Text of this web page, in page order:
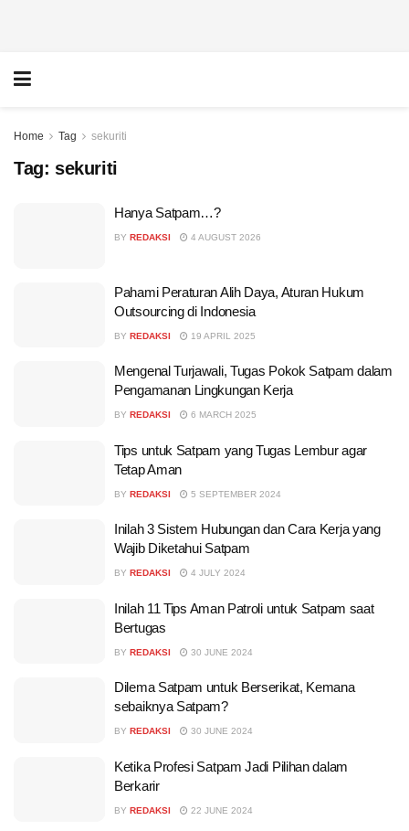
Home Tag sekuriti
Tag: sekuriti
Hanya Satpam…?
BY REDAKSI 4 AUGUST 2026
Pahami Peraturan Alih Daya, Aturan Hukum
Outsourcing di Indonesia
BY REDAKSI 19 APRIL 2025
Mengenal Turjawali, Tugas Pokok Satpam dalam
Pengamanan Lingkungan Kerja
BY REDAKSI 6 MARCH 2025
Tips untuk Satpam yang Tugas Lembur agar
Tetap Aman
BY REDAKSI 5 SEPTEMBER 2024
Inilah 3 Sistem Hubungan dan Cara Kerja yang
Wajib Diketahui Satpam
BY REDAKSI 4 JULY 2024
Inilah 11 Tips Aman Patroli untuk Satpam saat
Bertugas
BY REDAKSI 30 JUNE 2024
Dilema Satpam untuk Berserikat, Kemana
sebaiknya Satpam?
BY REDAKSI 30 JUNE 2024
Ketika Profesi Satpam Jadi Pilihan dalam
Berkarir
BY REDAKSI 22 JUNE 2024